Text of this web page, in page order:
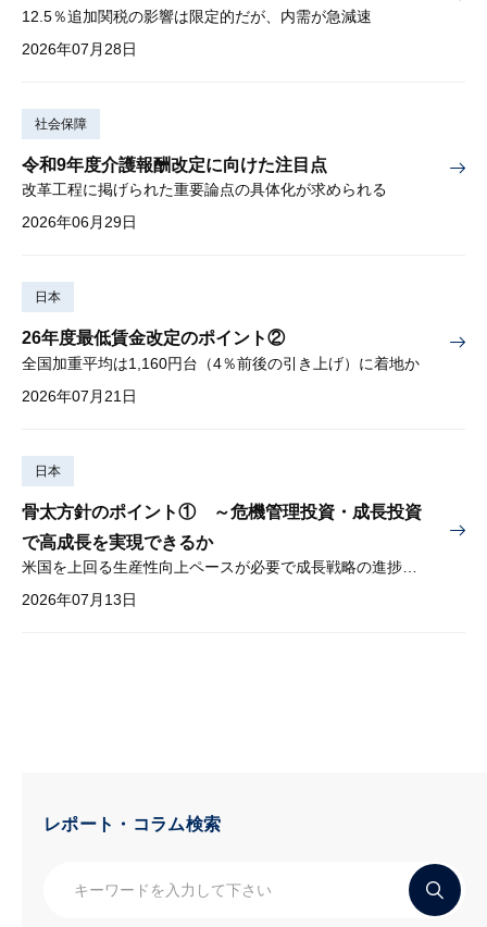
12.5％追加関税の影響は限定的だが、内需が急減速
2026年07月28日
社会保障
令和9年度介護報酬改定に向けた注目点
改革工程に掲げられた重要論点の具体化が求められる
2026年06月29日
日本
26年度最低賃金改定のポイント②
全国加重平均は1,160円台（4％前後の引き上げ）に着地か
2026年07月21日
日本
骨太方針のポイント① ～危機管理投資・成長投資
で高成長を実現できるか
米国を上回る生産性向上ペースが必要で成長戦略の進捗管理も課題
2026年07月13日
レポート・コラム検索